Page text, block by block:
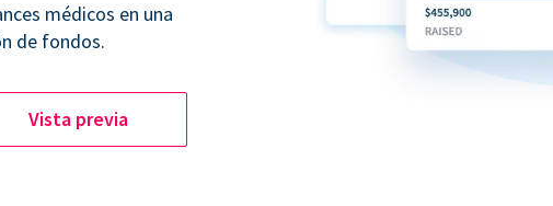
médicos en una
de fondos.
Vista previa